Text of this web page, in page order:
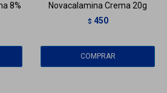
8%
Novacalamina Crema 20g
$ 450